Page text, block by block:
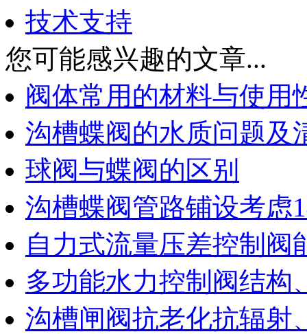
技术支持
您可能感兴趣的文章...
阀体常用的材料与使用
沟槽蝶阀的水质问题及
球阀与蝶阀的区别
沟槽蝶阀管路铺设考虑
自力式流量压差控制阀
多功能水力控制阀结构
沟槽闸阀抗老化抗辐射